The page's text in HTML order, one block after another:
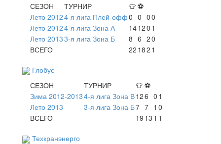
СЕЗОН
ТУРНИР 👕 ⚽
Лето 20124-я лига Плей-офф0 0 00
Лето 20124-я лига Зона А 14120 1
Лето 20133-я лига Зона Б 8 6 20
ВСЕГО
22 182 1
Глобус
СЕЗОН
ТУРНИР 👕 ⚽
Зима 2012-20134-я лига Зона В126 0 1
Лето 2013
3-я лига Зона Б7 7 1 0
ВСЕГО
19 13 1 1
Техкранэнерго